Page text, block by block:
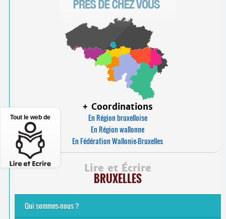
+ Coordinations
En Région bruxelloise
En Région wallonne
En Fédération Wallonie-Bruxelles
Lire et Écrire
BRUXELLES
Qui sommes-nous ?
Tout le web de